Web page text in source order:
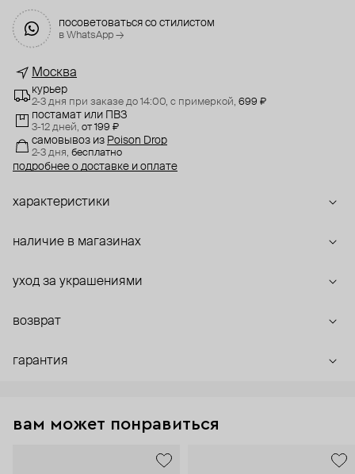
посоветоваться со стилистом
в WhatsApp →
Москва
курьер
2-3 дня при заказе до 14:00, с примеркой, 699 ₽
постамат или ПВЗ
3-12 дней, от 199 ₽
самовывоз из Poison Drop
2-3 дня, бесплатно
подробнее о доставке и оплате
характеристики
наличие в магазинах
уход за украшениями
возврат
гарантия
вам может понравиться